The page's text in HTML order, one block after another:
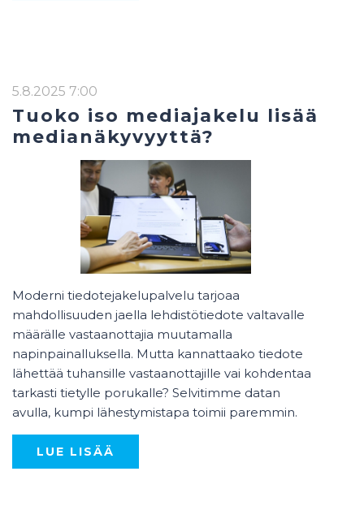
5.8.2025 7:00
Tuoko iso mediajakelu lisää
medianäkyvyyttä?
Moderni tiedotejakelupalvelu tarjoaa
mahdollisuuden jaella lehdistötiedote valtavalle
määrälle vastaanottajia muutamalla
napinpainalluksella. Mutta kannattaako tiedote
lähettää tuhansille vastaanottajille vai kohdentaa
tarkasti tietylle porukalle? Selvitimme datan
avulla, kumpi lähestymistapa toimii paremmin.
LUE LISÄÄ